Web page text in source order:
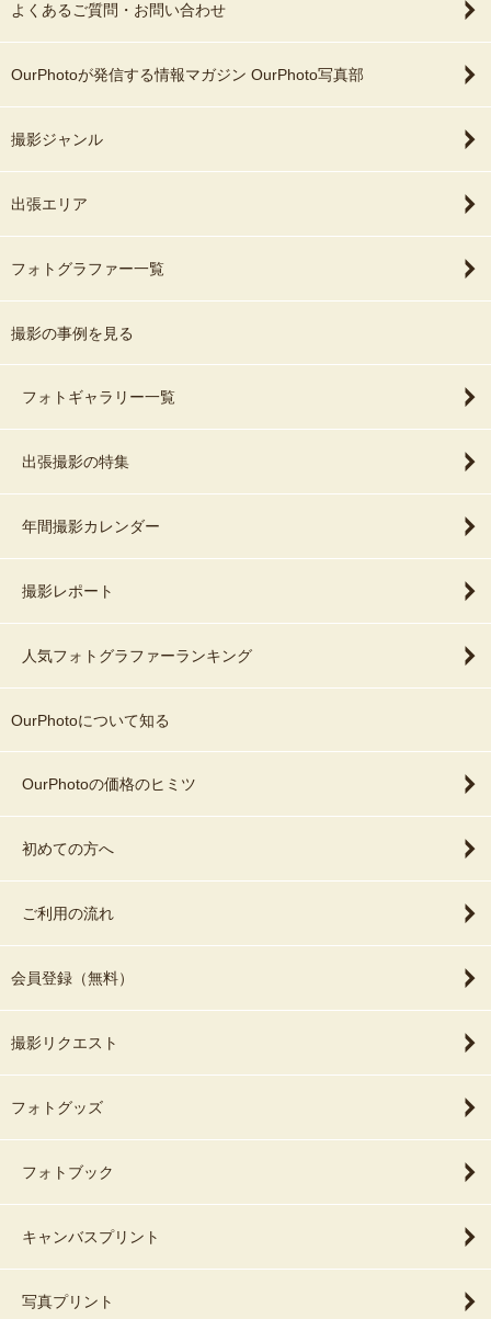
よくあるご質問・お問い合わせ
OurPhotoが発信する情報マガジン OurPhoto写真部
撮影ジャンル
出張エリア
フォトグラファー一覧
撮影の事例を見る
フォトギャラリー一覧
出張撮影の特集
年間撮影カレンダー
撮影レポート
人気フォトグラファーランキング
OurPhotoについて知る
OurPhotoの価格のヒミツ
初めての方へ
ご利用の流れ
会員登録（無料）
撮影リクエスト
フォトグッズ
フォトブック
キャンバスプリント
写真プリント